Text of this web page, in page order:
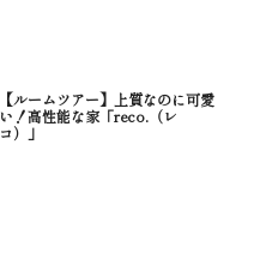
【ルームツアー】上質なのに可愛
い！高性能な家「reco.（レ
コ）」